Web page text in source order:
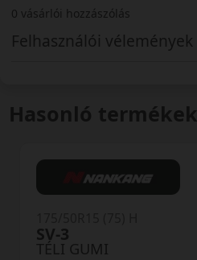
0 vásárlói hozzászólás
Felhasználói vélemények
Hasonló termékek
TÉLI GUMI
SV-3